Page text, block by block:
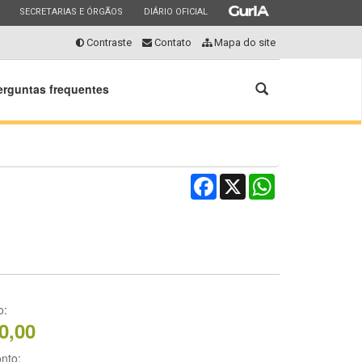
ESTADO
SECRETARIAS E ÓRGÃOS ESTADO
DIÁRIO OFICIAL ESTADO
Contraste Contato Mapa do site
Abrir
busca
frequentes
Facebook
X